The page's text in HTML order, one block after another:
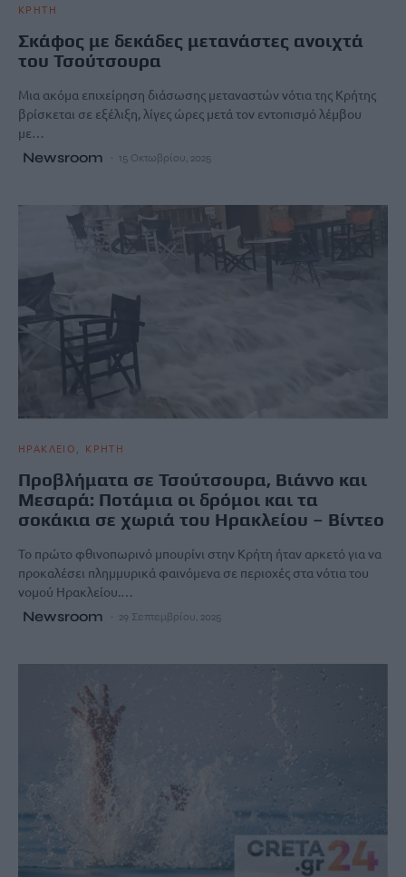
ΚΡΗΤΗ
Σκάφος με δεκάδες μετανάστες ανοιχτά
του Τσούτσουρα
Μια ακόμα επιχείρηση διάσωσης μεταναστών νότια της Κρήτης
βρίσκεται σε εξέλιξη, λίγες ώρες μετά τον εντοπισμό λέμβου
με…
Newsroom 15 Οκτωβρίου, 2025
ΗΡΑΚΛΕΙΟ ΚΡΗΤΗ
Προβλήματα σε Τσούτσουρα, Βιάννο και
Μεσαρά: Ποτάμια οι δρόμοι και τα
σοκάκια σε χωριά του Ηρακλείου – Bίντεο
Το πρώτο φθινοπωρινό μπουρίνι στην Κρήτη ήταν αρκετό για να
προκαλέσει πλημμυρικά φαινόμενα σε περιοχές στα νότια του
νομού Ηρακλείου.…
Newsroom 29 Σεπτεμβρίου, 2025